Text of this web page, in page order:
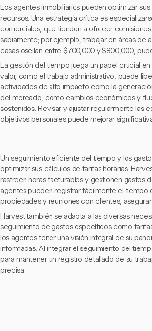
Los agentes inmobiliarios pueden optimizar
recursos. Una estrategia crítica es
comerciales, que tienden a ofrecer
sabiamente; por ejemplo, trabajar en áreas de
casas oscilan entre $700,000 y $800,000,
La gestión del tiempo juega un papel crucial
valor, como el trabajo administrativo, puede
actividades de alto impacto como la
del mercado, como cambios económicos y
sostenidos. Revisar y ajustar regularmente las
objetivos personales puede mejorar
Un seguimiento eficiente del tiempo y los
optimizar sus cálculos de tarifas horarias.
rastreen horas facturables y gestionen gastos
agentes pueden registrar fácilmente el
propiedades y reuniones con clientes,
Harvest también se adapta a las diversas
seguimiento de gastos específicos como
los agentes tener una visión integral de su
informadas. Al integrar el seguimiento del
para mantener un registro detallado de su
precisa.